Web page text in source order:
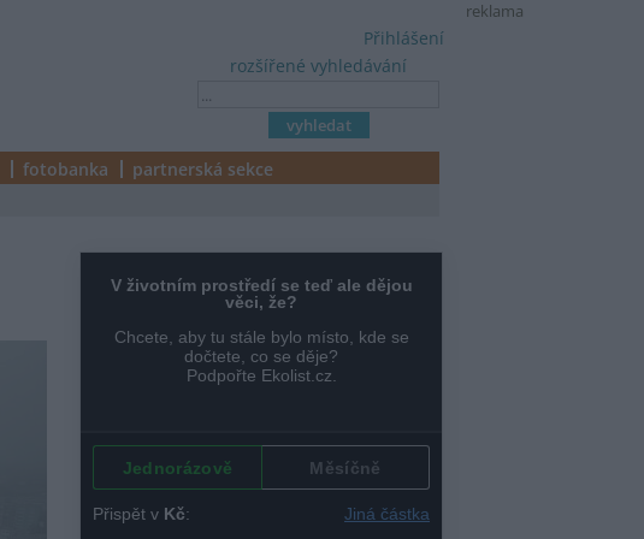
reklama
rozšířené vyhledávání
Přihlášení
fotobanka partnerská sekce